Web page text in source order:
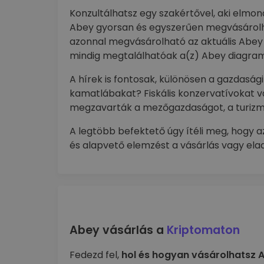
Konzultálhatsz egy szakértővel, aki
Abey gyorsan és egyszerűen
azonnal megvásárolható az aktuális Abey
mindig megtalálhatóak a(z) Abey
A hírek is fontosak, különösen a
kamatlábakat? Fiskális konzervatívokat
megzavarták a mezőgazdaságot, a
A legtöbb befektető úgy ítéli meg, hogy
és alapvető elemzést a vásárlás vagy
Abey vásárlás a Kriptomaton
Fedezd fel, hol és hogyan vásárolhatsz